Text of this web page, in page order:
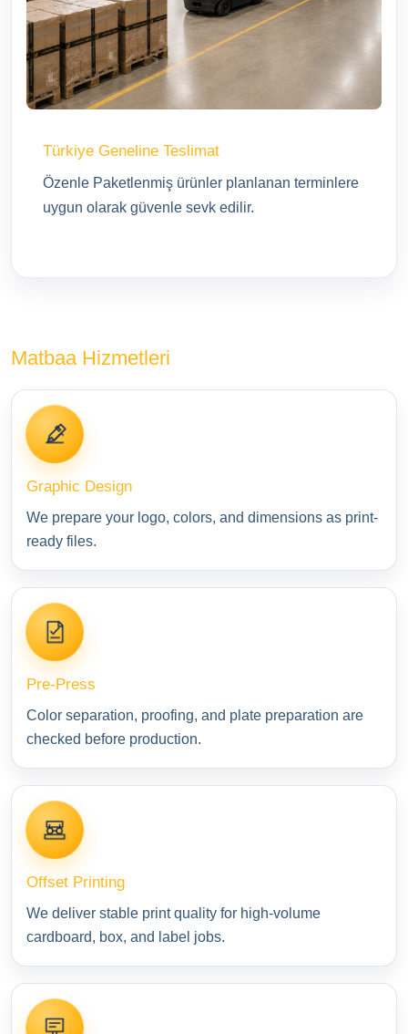
Türkiye Geneline Teslimat
Özenle Paketlenmiş ürünler planlanan terminlere
uygun olarak güvenle sevk edilir.
Matbaa Hizmetleri
Graphic Design
We prepare your logo, colors, and dimensions as print-
ready files.
Pre-Press
Color separation, proofing, and plate preparation are
checked before production.
Offset Printing
We deliver stable print quality for high-volume
cardboard, box, and label jobs.